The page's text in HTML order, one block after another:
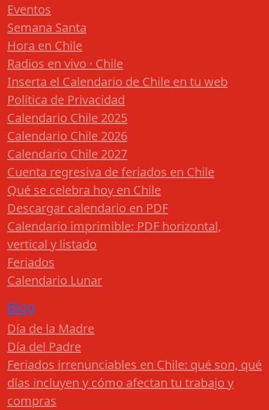
Eventos
Semana Santa
Hora en Chile
Radios en vivo · Chile
Inserta el Calendario de Chile en tu web
Política de Privacidad
Calendario Chile 2025
Calendario Chile 2026
Calendario Chile 2027
Cuenta regresiva de feriados en Chile
Qué se celebra hoy en Chile
Descargar calendario en PDF
Calendario imprimible: PDF horizontal,
vertical y listado
Feriados
Calendario Lunar
Blog
Día de la Madre
Día del Padre
Feriados irrenunciables en Chile: qué son, qué
días incluyen y cómo afectan tu trabajo y
compras